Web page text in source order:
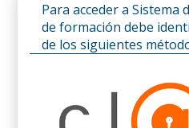
Para acceder a Sistema
de formación debe
de los siguientes